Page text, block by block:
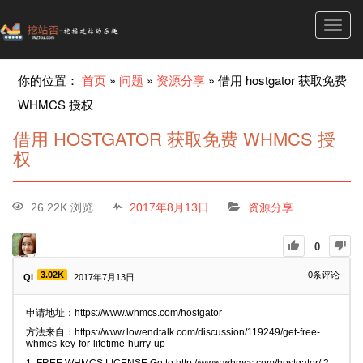
你的位置：首页 » 问题 » 资源分享 »借用 hostgator 获取免费
WHMCS 授权
借用 HOSTGATOR 获取免费 WHMCS 授
权
26.22K 浏览 2017年8月13日 资源分享
0
Qi 3.02K 2017年7月13日 0条评论
申请地址：https://www.whmcs.com/hostgator
方法来自：https://www.lowendtalk.com/discussion/119249/get-free-
whmcs-key-for-lifetime-hurry-up